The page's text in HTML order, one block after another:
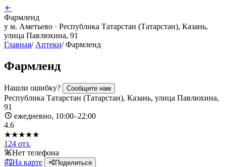
Фармленд
у м. Аметьево · Республика Татарстан (Татарстан), Казань,
улица Павлюхина, 91
Главная/ Аптеки/ Фармленд
Фармленд
Нашли ошибку? Сообщите нам
Республика Татарстан (Татарстан), Казань, улица Павлюхина,
91
ежедневно, 10:00–22:00
4.6
★★★★★
124 отз.
Нет телефона
На карте
Поделиться